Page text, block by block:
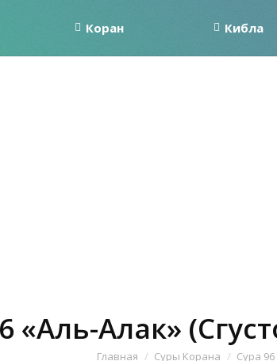
Коран Кибла
«Аль-Алак»
Вы здесь:
Главная Суры Корана Сура 96